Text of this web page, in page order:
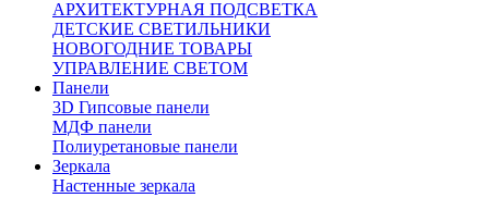
АРХИТЕКТУРНАЯ ПОДСВЕТКА
ДЕТСКИЕ СВЕТИЛЬНИКИ
НОВОГОДНИЕ ТОВАРЫ
УПРАВЛЕНИЕ СВЕТОМ
Панели
3D Гипсовые панели
МДФ панели
Полиуретановые панели
Зеркала
Настенные зеркала